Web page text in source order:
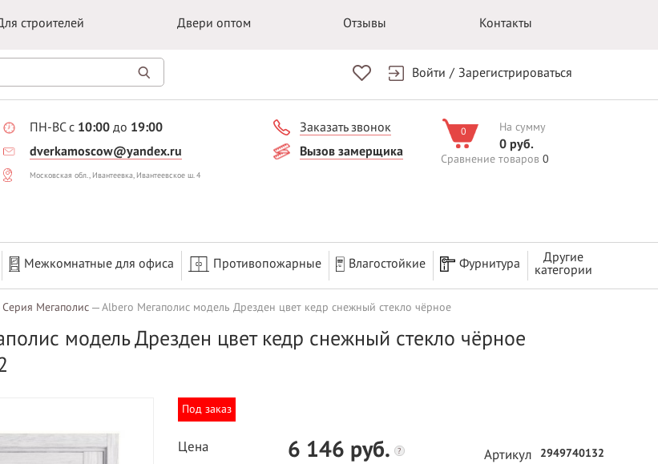
строителей Двери оптом Отзывы Контакты
Войти / Зарегистрироваться
ПН-ВС с 10:00 до 19:00
dverkamoscow@yandex.ru
Московская обл., Ивантеевка, Ивантеевское ш. 4
Заказать звонок
Вызов замерщика
0 На сумму
0 руб.
Сравнение товаров 0
Межкомнатные для офиса Противопожарные Влагостойкие Фурнитура
Другие
категории
Серия Мегаполис Albero Мегаполис модель Дрезден цвет кедр снежный стекло чёрное
модель Дрезден цвет кедр снежный стекло чёрное
Под заказ
Цена 6 146 руб. ? Артикул 2949740132